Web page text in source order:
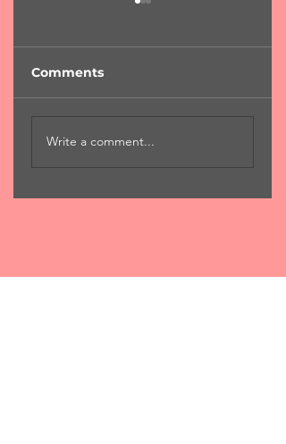
μάνα"
Comments
Write a comment...